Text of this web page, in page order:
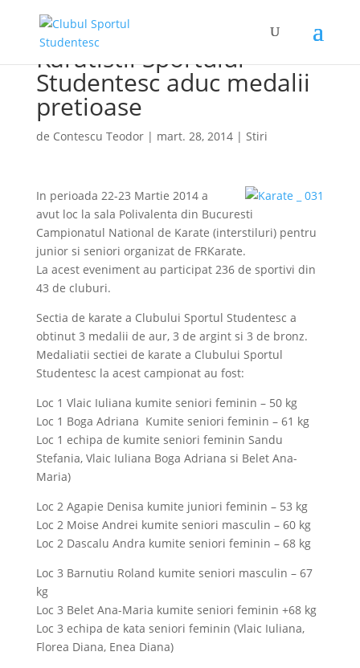
Karatistii Sportului
Studentesc aduc medalii
pretioase
de Contescu Teodor| mart. 28, 2014| Stiri
In perioada 22-23 Martie 2014 a
avut loc la sala Polivalenta din Bucuresti
Campionatul National de Karate (interstiluri) pentru
junior si seniori organizat de FRKarate.
La acest eveniment au participat 236 de sportivi din
43 de cluburi.
Sectia de karate a Clubului Sportul Studentesc a
obtinut 3 medalii de aur, 3 de argint si 3 de bronz.
Medaliatii sectiei de karate a Clubului Sportul
Studentesc la acest campionat au fost:
Loc 1 Vlaic Iuliana kumite seniori feminin – 50 kg
Loc 1 Boga Adriana Kumite seniori feminin – 61 kg
Loc 1 echipa de kumite seniori feminin Sandu
Stefania, Vlaic Iuliana Boga Adriana si Belet Ana-
Maria)
Loc 2 Agapie Denisa kumite juniori feminin – 53 kg
Loc 2 Moise Andrei kumite seniori masculin – 60 kg
Loc 2 Dascalu Andra kumite seniori feminin – 68 kg
Loc 3 Barnutiu Roland kumite seniori masculin – 67
kg
Loc 3 Belet Ana-Maria kumite seniori feminin +68 kg
Loc 3 echipa de kata seniori feminin (Vlaic Iuliana,
Florea Diana, Enea Diana)